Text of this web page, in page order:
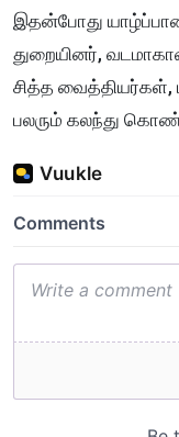
இதன்போது
துறையினர்,
சித்த
பலரும் கலந்து